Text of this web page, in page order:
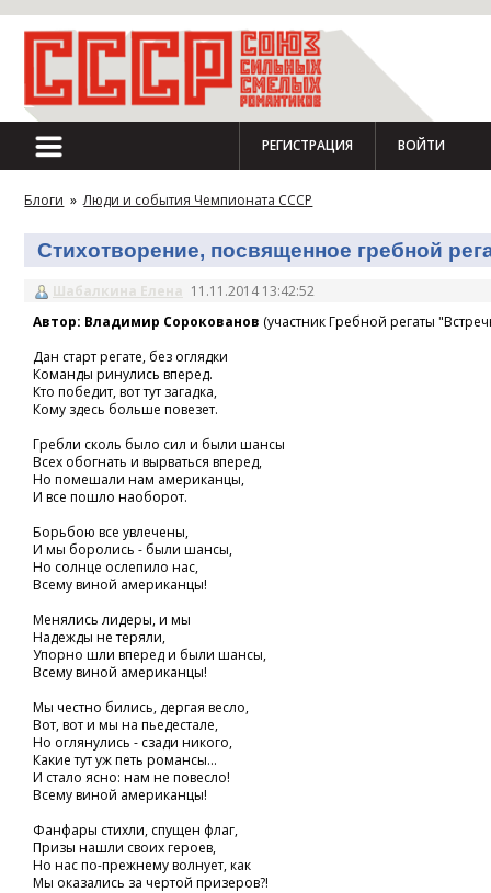
РЕГИСТРАЦИЯ ВОЙТИ
Блоги » Люди и события Чемпионата СССР
Стихотворение, посвященное гребной
Шабалкина Елена 11.11.2014 13:42:52
Автор: Владимир Сорокованов (участник Гребной регаты
Дан старт регате, без оглядки
Команды ринулись вперед.
Кто победит, вот тут загадка,
Кому здесь больше повезет.
Гребли сколь было сил и были шансы
Всех обогнать и вырваться вперед,
Но помешали нам американцы,
И все пошло наоборот.
Борьбою все увлечены,
И мы боролись - были шансы,
Но солнце ослепило нас,
Всему виной американцы!
Менялись лидеры, и мы
Надежды не теряли,
Упорно шли вперед и были шансы,
Всему виной американцы!
Мы честно бились, дергая весло,
Вот, вот и мы на пьедестале,
Но оглянулись - сзади никого,
Какие тут уж петь романсы...
И стало ясно: нам не повесло!
Всему виной американцы!
Фанфары стихли, спущен флаг,
Призы нашли своих героев,
Но нас по-прежнему волнует, как
Мы оказались за чертой призеров?!